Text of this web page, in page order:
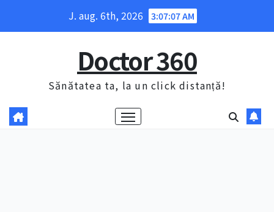
J. aug. 6th, 2026 3:07:09 AM
Doctor 360
Sănătatea ta, la un click distanță!